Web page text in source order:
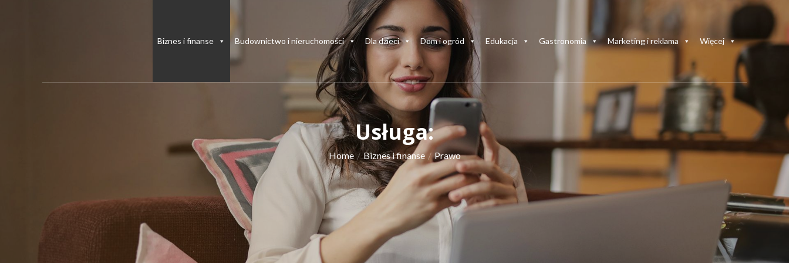
Biznes i finanse Budownictwo i nieruchomości Dla dzieci Dom i ogród Edukacja Gastronomia Marketing i reklama Więcej
Usługa:
Home Biznes i finanse Prawo